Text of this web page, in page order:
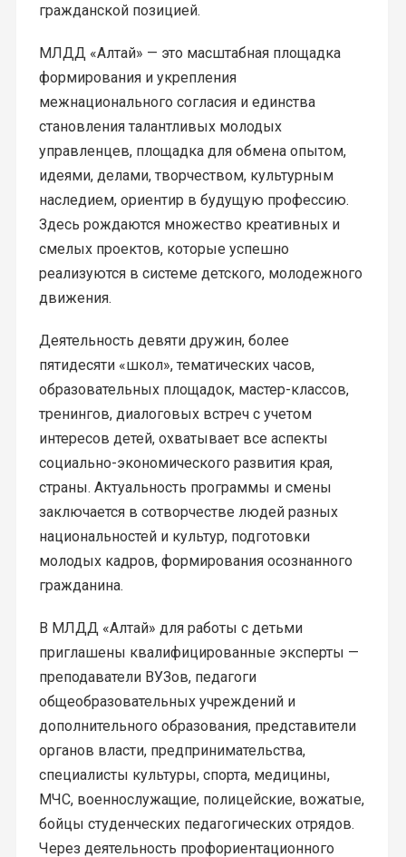
гражданской позицией.
МЛДД «Алтай» — это масштабная площадка
формирования и укрепления
межнационального согласия и единства
становления талантливых молодых
управленцев, площадка для обмена опытом,
идеями, делами, творчеством, культурным
наследием, ориентир в будущую профессию.
Здесь рождаются множество креативных и
смелых проектов, которые успешно
реализуются в системе детского, молодежного
движения.
Деятельность девяти дружин, более
пятидесяти «школ», тематических часов,
образовательных площадок, мастер-классов,
тренингов, диалоговых встреч с учетом
интересов детей, охватывает все аспекты
социально-экономического развития края,
страны. Актуальность программы и смены
заключается в сотворчестве людей разных
национальностей и культур, подготовки
молодых кадров, формирования осознанного
гражданина.
В МЛДД «Алтай» для работы с детьми
приглашены квалифицированные эксперты —
преподаватели ВУЗов, педагоги
общеобразовательных учреждений и
дополнительного образования, представители
органов власти, предпринимательства,
специалисты культуры, спорта, медицины,
МЧС, военнослужащие, полицейские, вожатые,
бойцы студенческих педагогических отрядов.
Через деятельность профориентационного